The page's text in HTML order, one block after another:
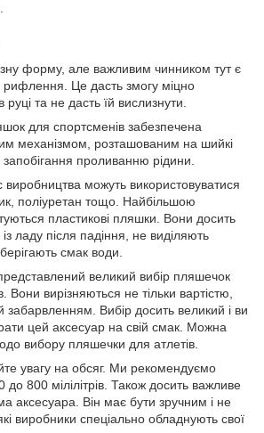
форму, але важливим чинником тут є
рифлення. Це дасть змогу міцно
та не дасть їй вислизнути.
для спортсменів забезпечена
механізмом, розташованим на шийкі
проливанню рідини.
виробництва можуть використовуватися
поліуретан тощо. Найбільшою
пластикові пляшки. Вони досить
ладу після падіння, не виділяють
смак води.
великий вибір пляшечок
Вони вирізняються не тільки вартістю,
Вибір досить великий і ви
цей аксесуар на свій смак. Можна
вибору пляшечки для атлетів.
увагу на обсяг. Ми рекомендуємо
до 800 мілілітрів. Також досить важливе
аксесуара. Він має бути зручним і не
виробники спеціально обладнують свої